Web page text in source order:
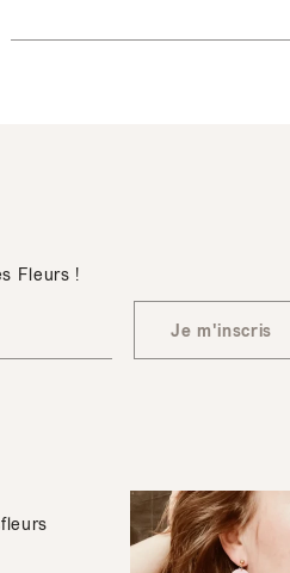
Fleurs !
Je m'inscris